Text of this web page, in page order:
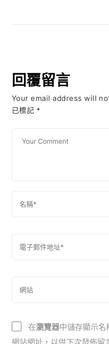
回覆留言
Your email address will
已標記 *
在瀏覽器中儲存顯示名